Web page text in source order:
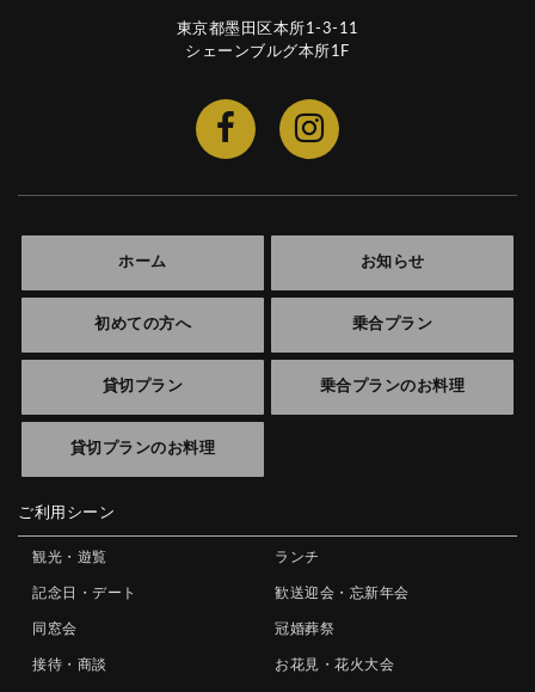
東京都墨田区本所1-3-11
シェーンブルグ本所1F
ホーム お知らせ
初めての方へ 乗合プラン
貸切プラン 乗合プランのお料理
貸切プランのお料理
ご利用シーン
観光・遊覧 ランチ
記念日・デート 歓送迎会・忘新年会
同窓会 冠婚葬祭
接待・商談 お花見・花火大会